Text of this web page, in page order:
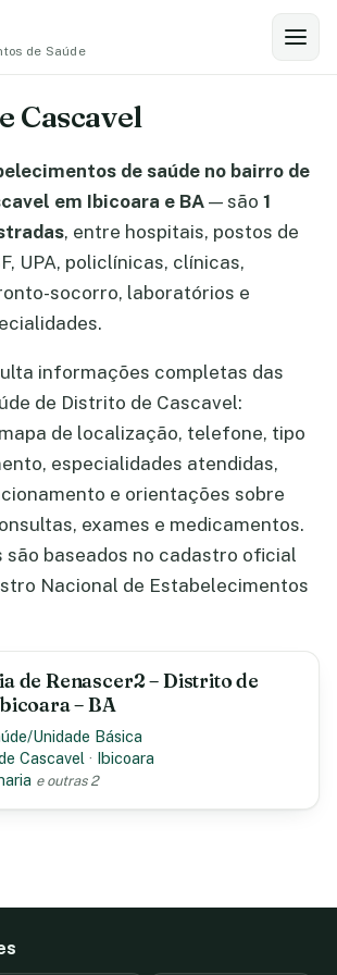
de Saúde
Cascavel
de saúde no bairro de
em Ibicoara e BA — são 1
, entre hospitais, postos de
UPA, policlínicas, clínicas,
socorro, laboratórios e
informações completas das
de Distrito de Cascavel:
de localização, telefone, tipo
especialidades atendidas,
e orientações sobre
exames e medicamentos.
são baseados no cadastro oficial
Nacional de Estabelecimentos
de Renascer2 – Distrito de
– BA
Unidade Básica
Cascavel · Ibicoara
e outras 2